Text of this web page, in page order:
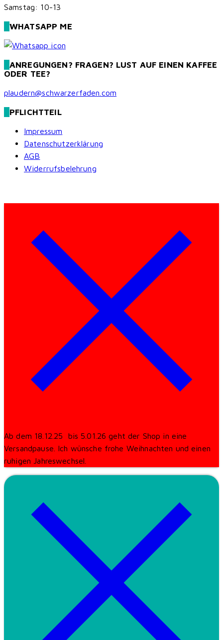
Samstag: 10-13
WHATSAPP ME
ANREGUNGEN? FRAGEN? LUST AUF EINEN KAFFEE
ODER TEE?
plaudern@schwarzerfaden.com
PFLICHTTEIL
Impressum
Datenschutzerklärung
AGB
Widerrufsbelehrung
Ab dem 18.12.25 bis 5.01.26 geht der Shop in eine
Versandpause. Ich wünsche frohe Weihnachten und einen
ruhigen Jahreswechsel.